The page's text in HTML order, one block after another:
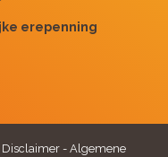
Disclaimer- Algemene